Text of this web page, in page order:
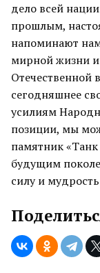
дело всей
прошлым,
напоминают
мирной жизни и
сегодняшнее
усилиям
позиции, мы
памятник
будущим
силу и